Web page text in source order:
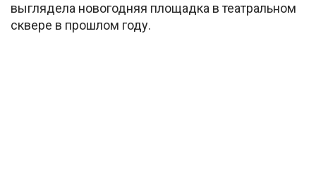
выглядела новогодняя площадка в театральном
сквере в прошлом году.